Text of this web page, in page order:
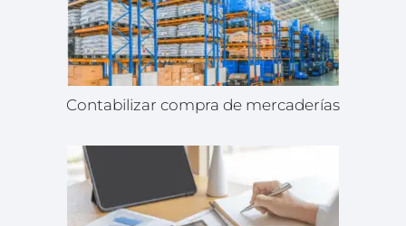
Contabilizar compra de mercaderías